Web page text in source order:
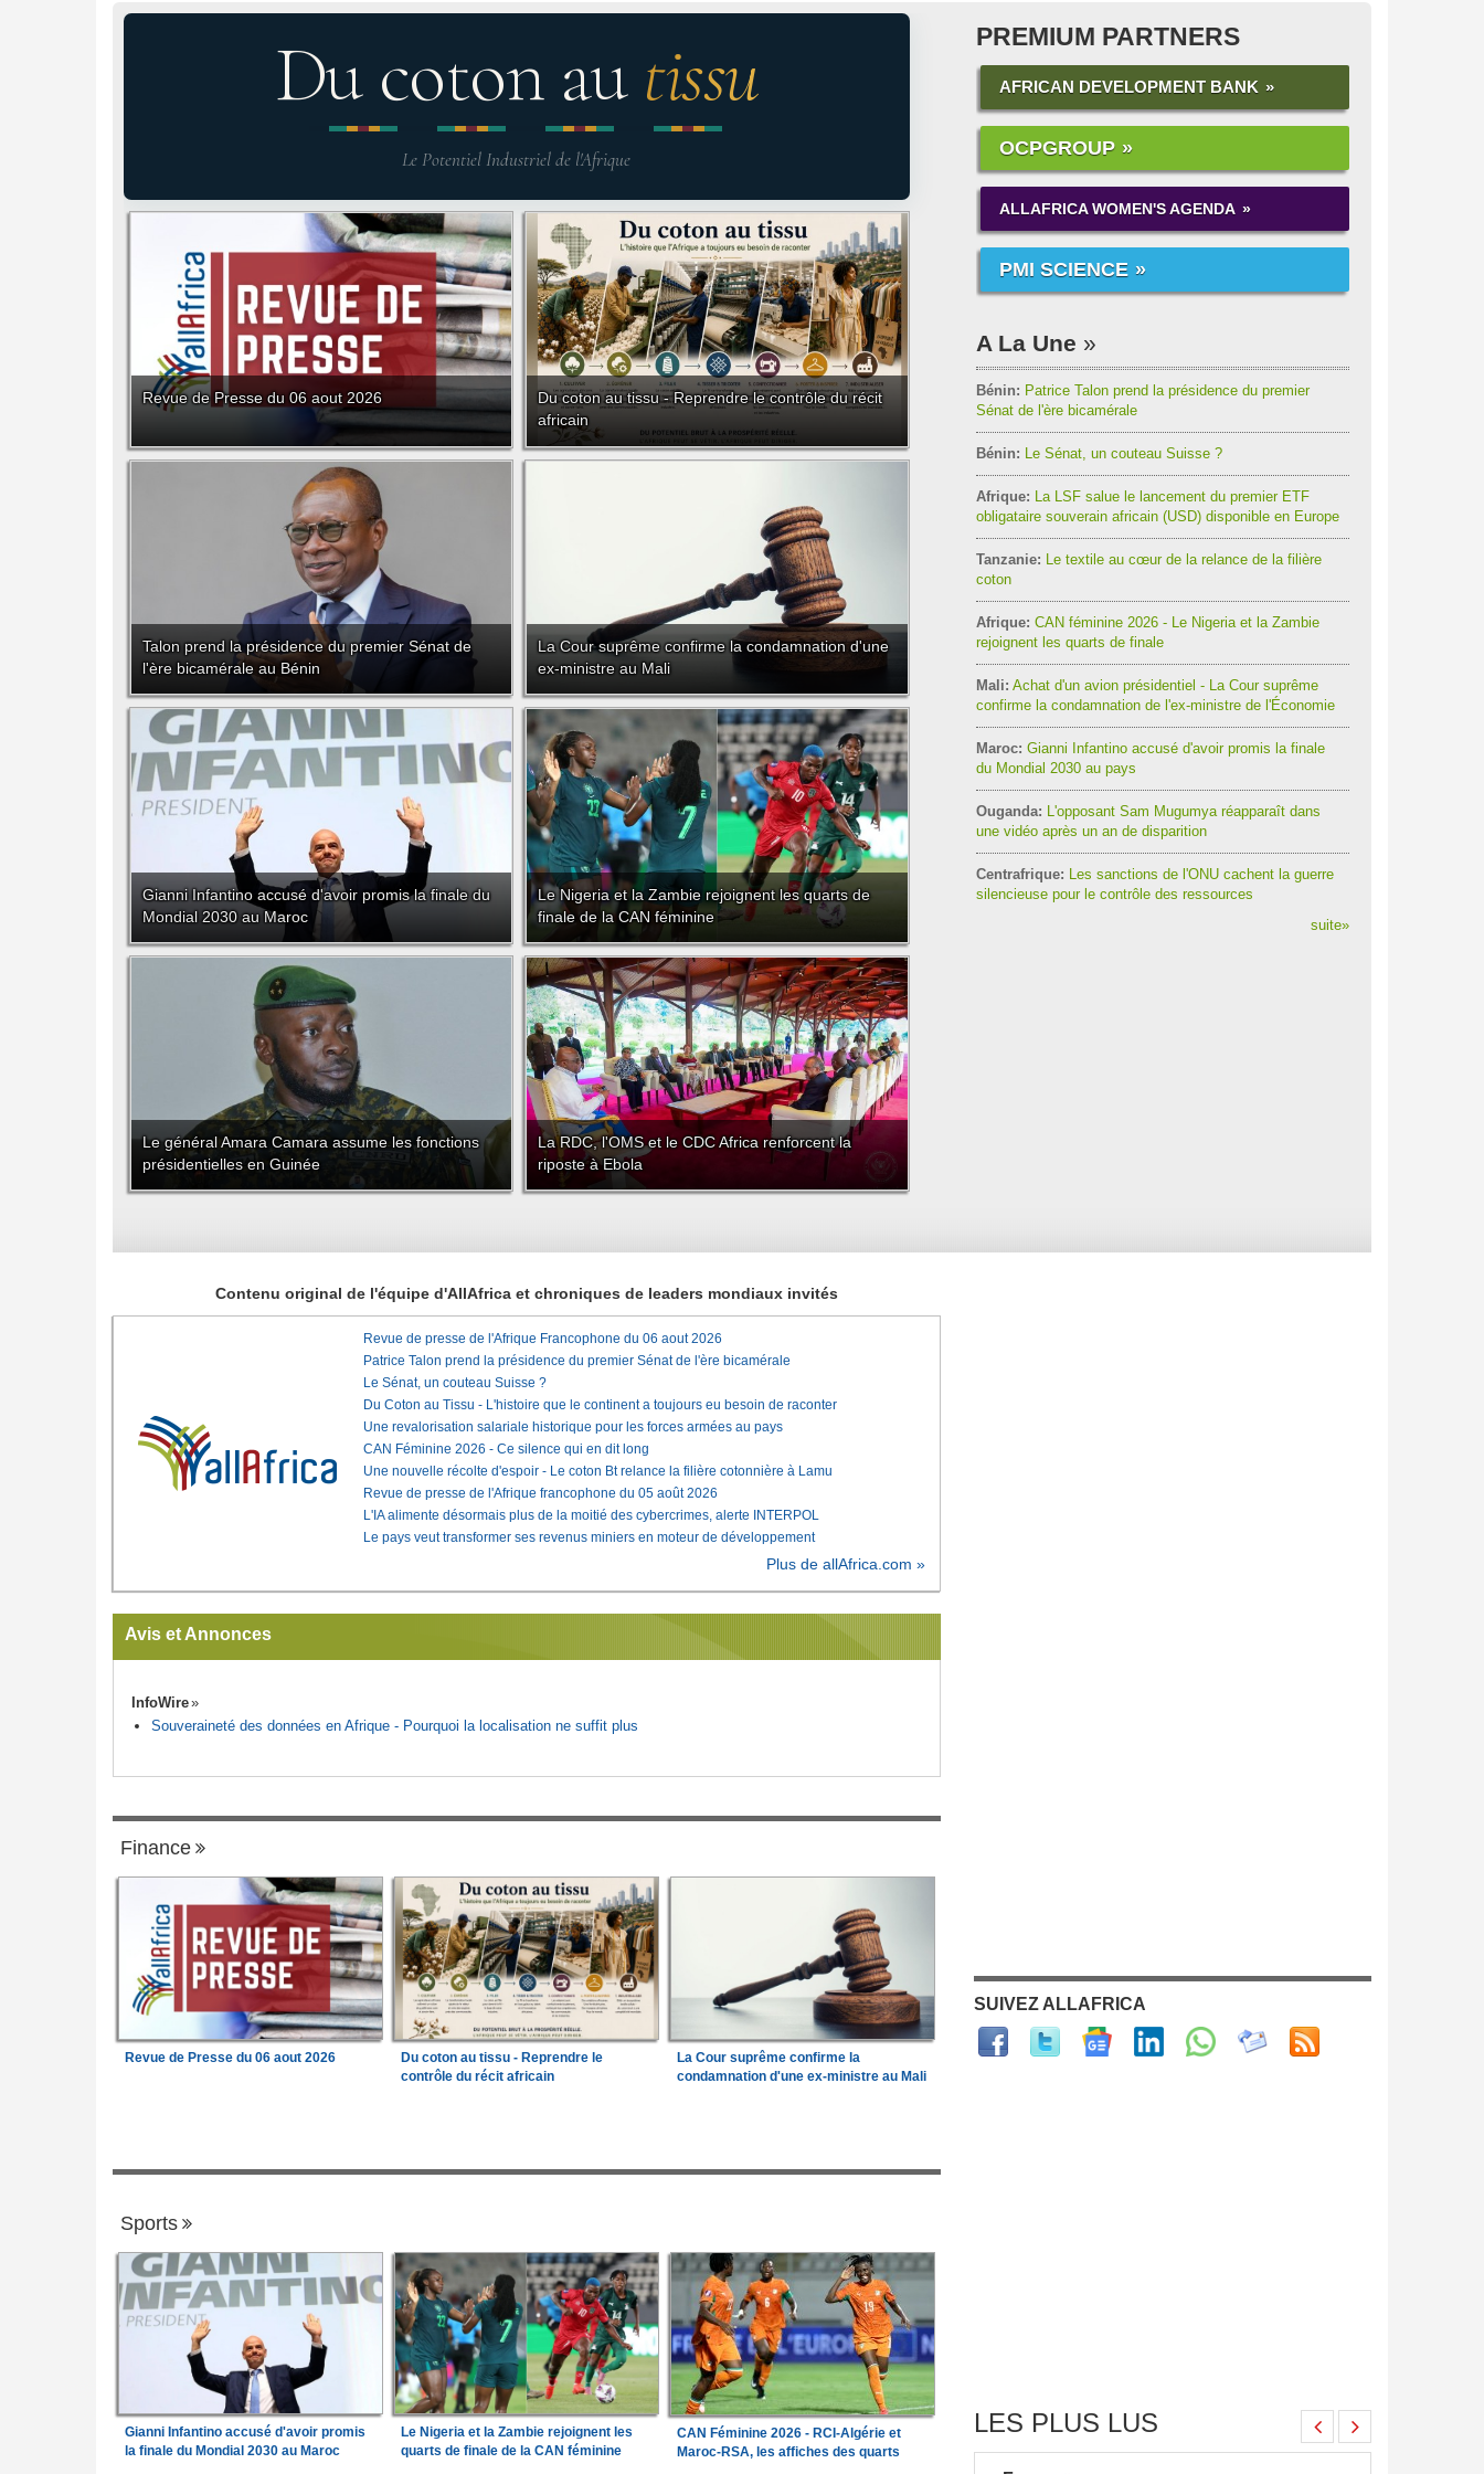
Du coton au tissu
Le Potentiel Industriel de l'Afrique
Revue de Presse du 06 aout 2026
Du coton au tissu - Reprendre le contrôle du récit
africain
Talon prend la présidence du premier Sénat de
l'ère bicamérale au Bénin
La Cour suprême confirme la condamnation d'une
ex-ministre au Mali
Gianni Infantino accusé d'avoir promis la finale du
Mondial 2030 au Maroc
Le Nigeria et la Zambie rejoignent les quarts de
finale de la CAN féminine
Le général Amara Camara assume les fonctions
présidentielles en Guinée
La RDC, l'OMS et le CDC Africa renforcent la
riposte à Ebola
PREMIUM PARTNERS
AFRICAN DEVELOPMENT BANK
OCPGROUP
ALLAFRICA WOMEN'S AGENDA
PMI SCIENCE
A La Une
Bénin: Patrice Talon prend la présidence du premier
Sénat de l'ère bicamérale
Bénin: Le Sénat, un couteau Suisse ?
Afrique: La LSF salue le lancement du premier ETF
obligataire souverain africain (USD) disponible en Europe
Tanzanie: Le textile au cœur de la relance de la filière
coton
Afrique: CAN féminine 2026 - Le Nigeria et la Zambie
rejoignent les quarts de finale
Mali: Achat d'un avion présidentiel - La Cour suprême
confirme la condamnation de l'ex-ministre de l'Économie
Maroc: Gianni Infantino accusé d'avoir promis la finale
du Mondial 2030 au pays
Ouganda: L'opposant Sam Mugumya réapparaît dans
une vidéo après un an de disparition
Centrafrique: Les sanctions de l'ONU cachent la guerre
silencieuse pour le contrôle des ressources
suite»
Contenu original de l'équipe d'AllAfrica et chroniques de leaders mondiaux invités
Revue de presse de l'Afrique Francophone du 06 aout 2026
Patrice Talon prend la présidence du premier Sénat de l'ère bicamérale
Le Sénat, un couteau Suisse ?
Du Coton au Tissu - L'histoire que le continent a toujours eu besoin de raconter
Une revalorisation salariale historique pour les forces armées au pays
CAN Féminine 2026 - Ce silence qui en dit long
Une nouvelle récolte d'espoir - Le coton Bt relance la filière cotonnière à Lamu
Revue de presse de l'Afrique francophone du 05 août 2026
L'IA alimente désormais plus de la moitié des cybercrimes, alerte INTERPOL
Le pays veut transformer ses revenus miniers en moteur de développement
Plus de allAfrica.com »
Avis et Annonces
InfoWire
Souveraineté des données en Afrique - Pourquoi la localisation ne suffit plus
Finance
Revue de Presse du 06 aout 2026
Du coton au tissu - Reprendre le
contrôle du récit africain
La Cour suprême confirme la
condamnation d'une ex-ministre au Mali
Sports
Gianni Infantino accusé d'avoir promis
la finale du Mondial 2030 au Maroc
Le Nigeria et la Zambie rejoignent les
quarts de finale de la CAN féminine
CAN Féminine 2026 - RCI-Algérie et
Maroc-RSA, les affiches des quarts
SUIVEZ ALLAFRICA
LES PLUS LUS